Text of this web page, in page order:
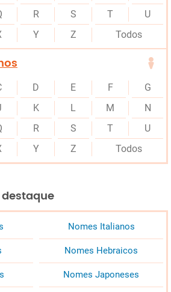
R S T
U
Y Z Todos
D E F
G
K L M
N
R S T
U
Y Z Todos
Nomes Italianos
Nomes Hebraicos
Nomes Japoneses